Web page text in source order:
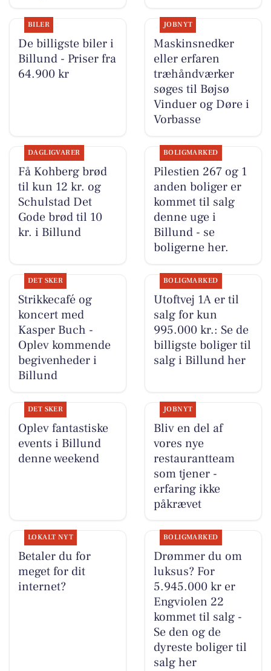
BILER
De billigste biler i
Billund - Priser fra
64.900 kr
JOBNYT
Maskinsnedker
eller erfaren
træhåndværker
søges til Bøjsø
Vinduer og Døre i
Vorbasse
DAGLIGVARER
Få Kohberg brød
til kun 12 kr. og
Schulstad Det
Gode brød til 10
kr. i Billund
BOLIGMARKED
Pilestien 267 og 1
anden boliger er
kommet til salg
denne uge i
Billund - se
boligerne her.
DET SKER
Strikkecafé og
koncert med
Kasper Buch -
Oplev kommende
begivenheder i
Billund
BOLIGMARKED
Utoftvej 1A er til
salg for kun
995.000 kr.: Se de
billigste boliger til
salg i Billund her
DET SKER
Oplev fantastiske
events i Billund
denne weekend
JOBNYT
Bliv en del af
vores nye
restaurantteam
som tjener -
erfaring ikke
påkrævet
LOKALT NYT
Betaler du for
meget for dit
internet?
BOLIGMARKED
Drømmer du om
luksus? For
5.945.000 kr er
Engviolen 22
kommet til salg -
Se den og de
dyreste boliger til
salg her